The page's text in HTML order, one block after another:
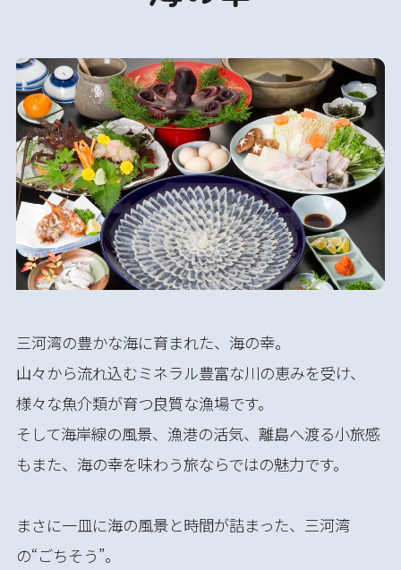
三河湾の豊かな海に育まれた、海の幸。
山々から流れ込むミネラル豊富な川の恵みを受け、
様々な魚介類が育つ良質な漁場です。
そして海岸線の風景、漁港の活気、離島へ渡る小旅感
もまた、海の幸を味わう旅ならではの魅力です。
まさに一皿に海の風景と時間が詰まった、三河湾
の“ごちそう”。